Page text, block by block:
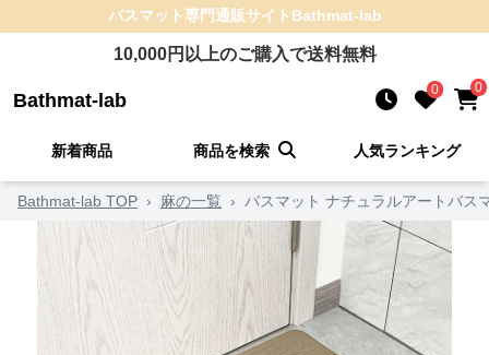
バスマット専門通販サイト Bathmat-lab
10,000円以上のご購入で送料無料
Bathmat-lab 0 0
新着商品 商品を検索 人気ランキング
Bathmat-lab TOP › 麻の一覧 › バスマット ナチュラルアートバス